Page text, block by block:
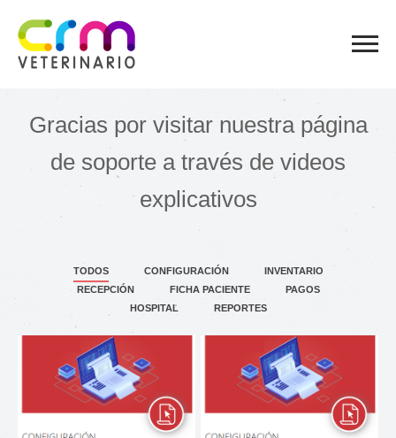
Gracias por visitar nuestra página
de soporte a través de videos
explicativos
TODOS CONFIGURACIÓN
INVENTARIO
RECEPCIÓN
FICHA PACIENTE
PAGOS
HOSPITAL
REPORTES
Sucursales Usuarios